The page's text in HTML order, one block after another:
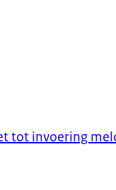
tot invoering